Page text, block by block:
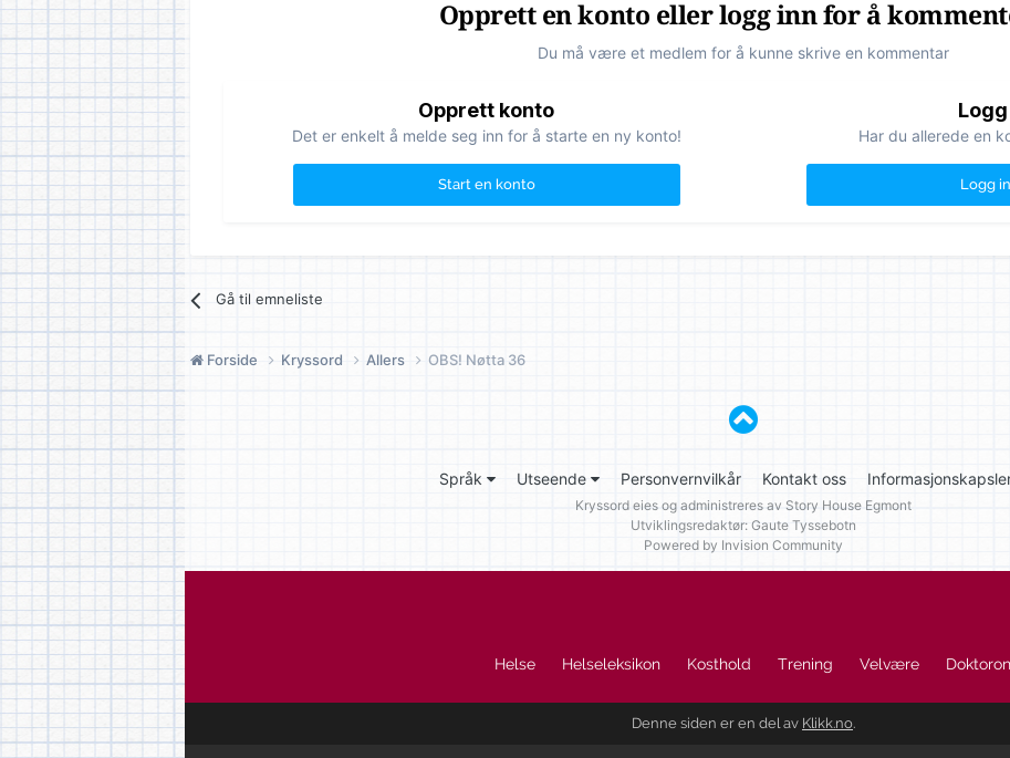
Opprett en konto eller logg inn for å
Du må være et medlem for å kunne skrive en kommentar
Opprett konto
Det er enkelt å melde seg inn for å starte en ny konto!
Start en konto
Har du allerede en
Logg
Gå til emneliste
Forside Kryssord Allers OBS! Nøtta 36
Språk Utseende Personvernvilkår Kontakt oss
Kryssord eies og administreres av Story House Egmont
Utviklingsredaktør: Gaute Tyssebotn
Powered by Invision Community
Helse Helseleksikon Kosthold Trening Velvære
Denne siden er en del av Klikk.no.